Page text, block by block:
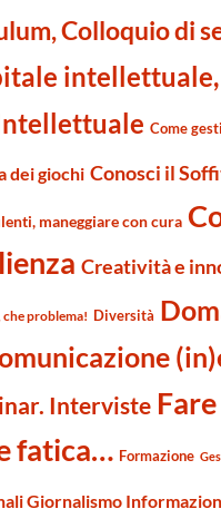
Colloquio di
intellettuale,
Come
dei giochi Conosci il
maneggiare con cura
Creatività e
che problema! Diversità
Interviste
fatica… Formazione
Giornalismo